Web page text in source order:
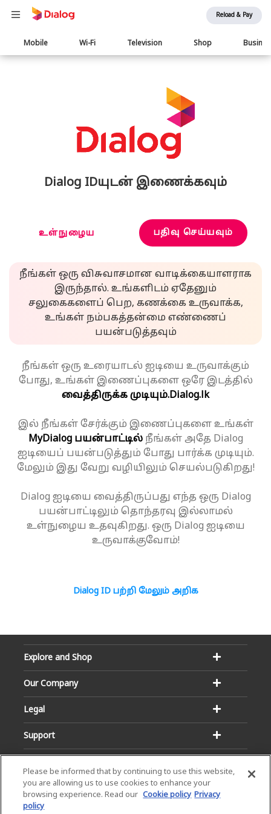
Reload & Pay
Main
navigation
Mobile Wi-Fi Television Shop
Dialog IDயுடன் இணைக்கவும்
உள்நுழைய பதிவு செய்யவும்
நீங்கள் ஒரு விசுவாசமான வாடிக்கையாளராக
இருந்தால். உங்களிடம் ஏதேனும்
சலுகைகளைப் பெற, கணக்கை உருவாக்க,
உங்கள் நம்பகத்தன்மை எண்ணைப்
பயன்படுத்தவும்
நீங்கள் ஒரு உரையாடல் ஐடியை உருவாக்கும்
போது, உங்கள் இணைப்புகளை ஒரே இடத்தில்
வைத்திருக்க முடியும்.Dialog.lk
இல் நீங்கள் சேர்க்கும் இணைப்புகளை உங்கள்
MyDialog பயன்பாட்டில்நீங்கள் அதே Dialog
ஐடியைப் பயன்படுத்தும் போது பார்க்க முடியும்.
மேலும் இது வேறு வழியிலும் செயல்படுகிறது!
Dialog ஐடியை வைத்திருப்பது எந்த ஒரு Dialog
பயன்பாட்டிலும் தொந்தரவு இல்லாமல்
உள்நுழைய உதவுகிறது. ஒரு Dialog ஐடியை
உருவாக்குவோம்!
Dialog ID பற்றி மேலும் அறிக
Explore and Shop
Our Company
Legal
Support
Please be informed that by continuing to use this website,
you are allowing us to use cookies to enhance your
browsing experience. Read our Cookie policy Privacy
policy